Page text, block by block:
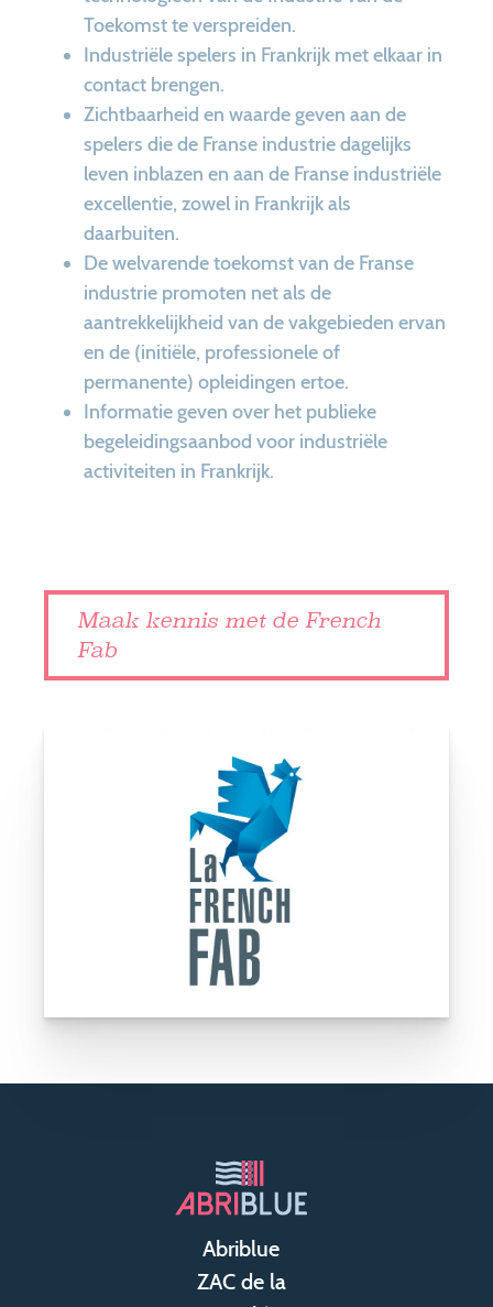
Toekomst te verspreiden.
Industriële spelers in Frankrijk met elkaar in
contact brengen.
Zichtbaarheid en waarde geven aan de
spelers die de Franse industrie dagelijks
leven inblazen en aan de Franse industriële
excellentie, zowel in Frankrijk als
daarbuiten.
De welvarende toekomst van de Franse
industrie promoten net als de
aantrekkelijkheid van de vakgebieden ervan
en de (initiële, professionele of
permanente) opleidingen ertoe.
Informatie geven over het publieke
begeleidingsaanbod voor industriële
activiteiten in Frankrijk.
Maak kennis met de French
Fab
Abriblue
ZAC de la